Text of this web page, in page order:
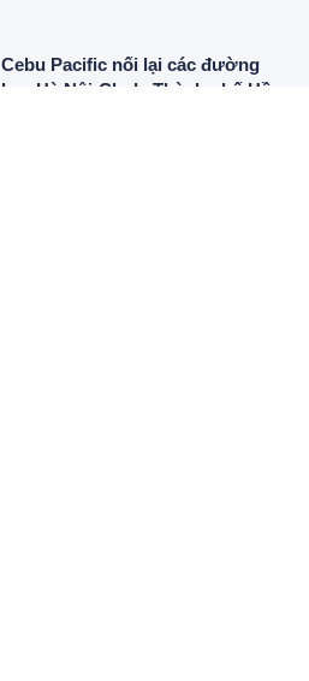
Cebu Pacific nối lại các đường
bay Hà Nội-Clark, Thành phố Hồ